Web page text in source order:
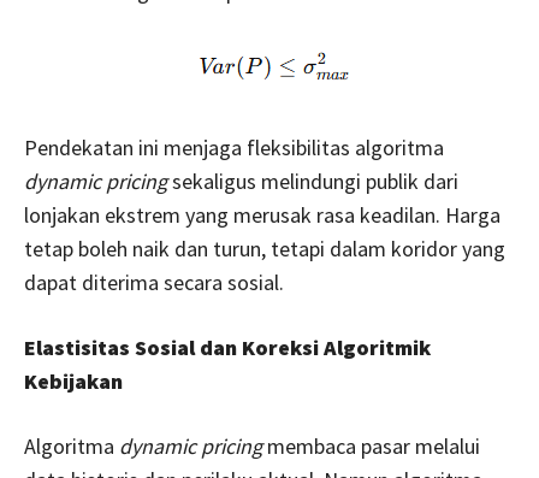
Pendekatan ini menjaga fleksibilitas algoritma
dynamic pricingsekaligus melindungi publik dari
lonjakan ekstrem yang merusak rasa keadilan. Harga
tetap boleh naik dan turun, tetapi dalam koridor yang
dapat diterima secara sosial.
Elastisitas Sosial dan Koreksi Algoritmik
Kebijakan
Algoritma dynamic pricingmembaca pasar melalui